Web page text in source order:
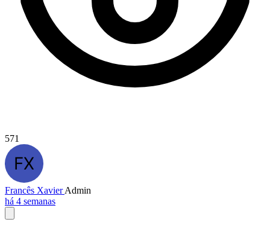
571
Francês XavierAdmin
há 4 semanas